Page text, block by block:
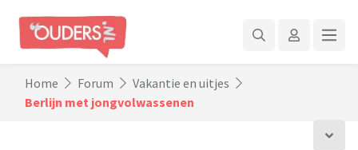
Home Forum
Vakantie en uitjes
Berlijn met jongvolwassenen